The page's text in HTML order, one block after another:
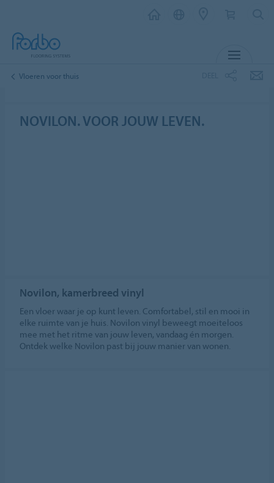
Vloeren voor thuis
NOVILON. VOOR JOUW LEVEN.
Novilon, kamerbreed vinyl
Een vloer waar je op kunt leven. Comfortabel, stil en mooi in
elke ruimte van je huis. Novilon vinyl beweegt moeiteloos
mee met het ritme van jouw leven, vandaag én morgen.
Ontdek welke Novilon past bij jouw manier van wonen.